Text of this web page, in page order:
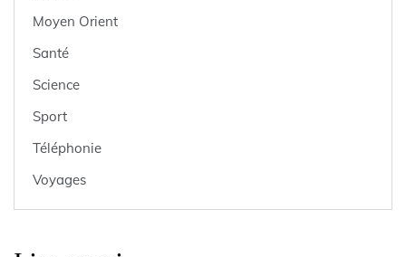
Moyen Orient
Santé
Science
Sport
Téléphonie
Voyages